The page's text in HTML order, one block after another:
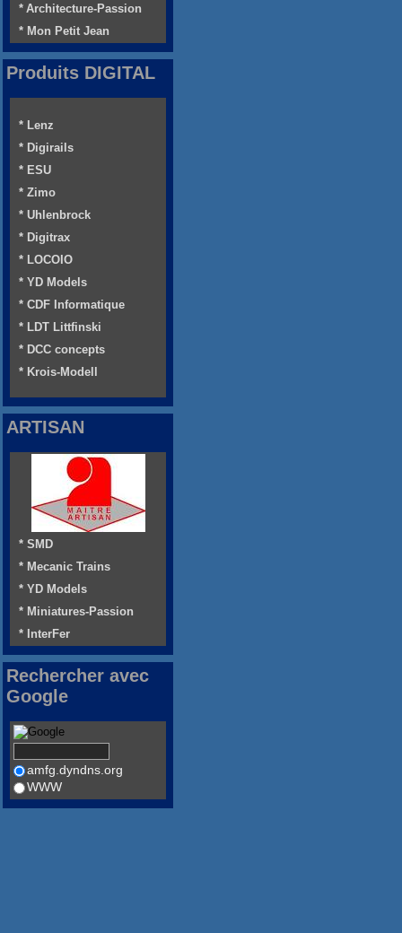
* Architecture-Passion
* Mon Petit Jean
Produits DIGITAL
* Lenz
* Digirails
* ESU
* Zimo
* Uhlenbrock
* Digitrax
* LOCOIO
* YD Models
* CDF Informatique
* LDT Littfinski
* DCC concepts
* Krois-Modell
ARTISAN
* SMD
* Mecanic Trains
* YD Models
* Miniatures-Passion
* InterFer
Rechercher avec
Google
amfg.dyndns.org
WWW